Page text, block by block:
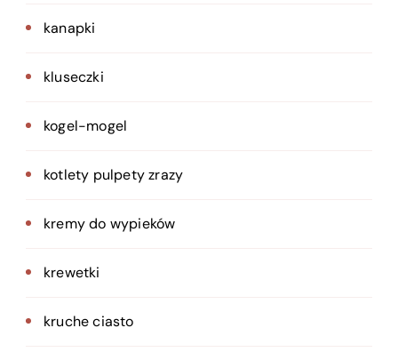
kanapki
kluseczki
kogel-mogel
kotlety pulpety zrazy
kremy do wypieków
krewetki
kruche ciasto